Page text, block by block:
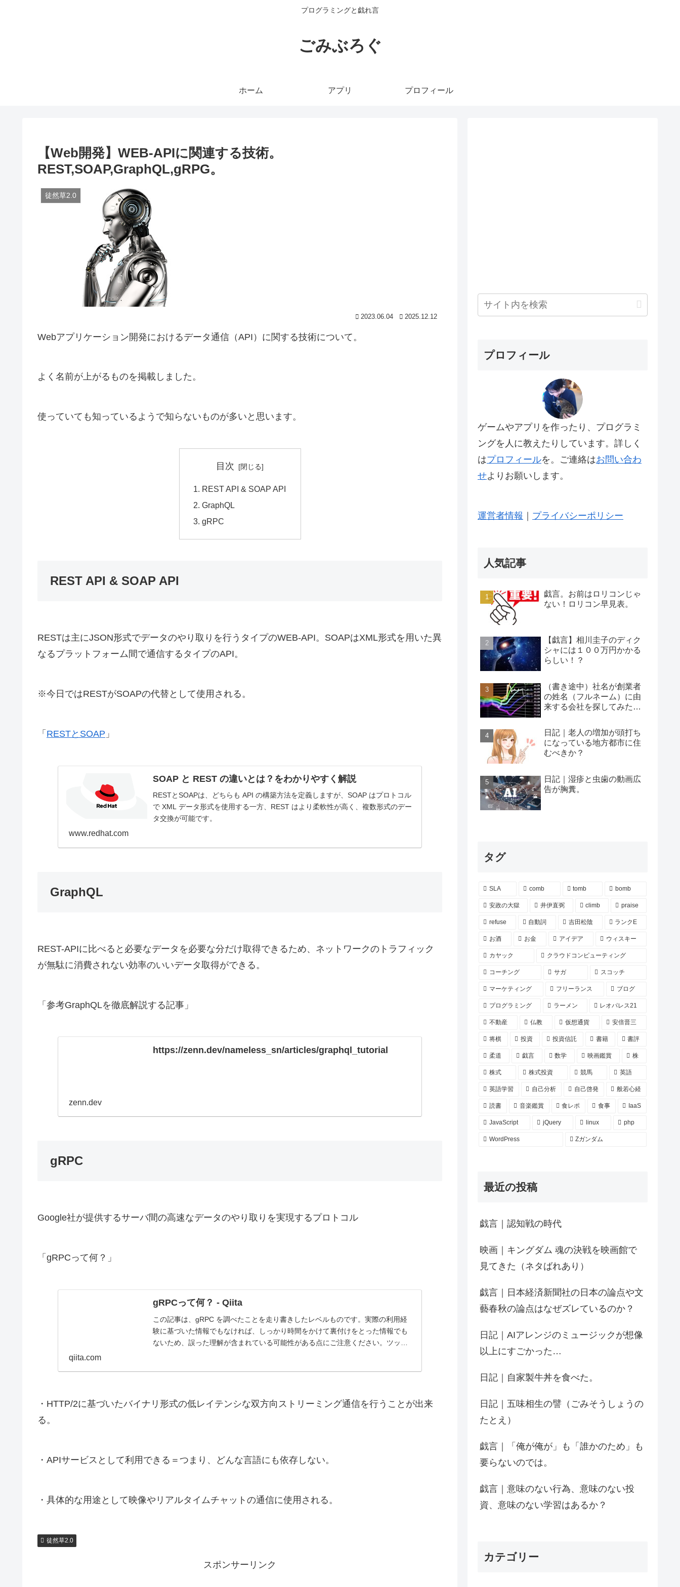
プログラミングと戯れ言
ごみぶろぐ
ホーム アプリ プロフィール
【Web開発】WEB-APIに関連する技術。
REST,SOAP,GraphQL,gRPG。
徒然草2.0
2023.06.04 2025.12.12
Webアプリケーション開発におけるデータ通信（API）に関する技術について。
よく名前が上がるものを掲載しました。
使っていても知っているようで知らないものが多いと思います。
目次
REST API & SOAP API
GraphQL
gRPC
REST API & SOAP API
RESTは主にJSON形式でデータのやり取りを行うタイプのWEB-API。SOAPはXML形式を用いた異
なるプラットフォーム間で通信するタイプのAPI。
※今日ではRESTがSOAPの代替として使用される。
「 RESTとSOAP 」
SOAP と REST の違いとは？をわかりやすく解説
RESTとSOAPは、どちらも API の構築方法を定義しますが、SOAP はプロトコル
で XML データ形式を使用する一方、REST はより柔軟性が高く、複数形式のデー
タ交換が可能です。
www.redhat.com
GraphQL
REST-APIに比べると必要なデータを必要な分だけ取得できるため、ネットワークのトラフィック
が無駄に消費されない効率のいいデータ取得ができる。
「参考GraphQLを徹底解説する記事」
https://zenn.dev/nameless_sn/articles/graphql_tutorial
zenn.dev
gRPC
Google社が提供するサーバ間の高速なデータのやり取りを実現するプロトコル
「gRPCって何？」
gRPCって何？ - Qiita
この記事は、gRPC を調べたことを走り書きしたレベルものです。実際の利用経
験に基づいた情報でもなければ、しっかり時間をかけて裏付けをとった情報でも
ないため、誤った理解が含まれている可能性がある点にご注意ください。ツッコ
qiita.com
・HTTP/2に基づいたバイナリ形式の低レイテンシな双方向ストリーミング通信を行うことが出来
る。
・APIサービスとして利用できる＝つまり、どんな言語にも依存しない。
・具体的な用途として映像やリアルタイムチャットの通信に使用される。
徒然草2.0
スポンサーリンク
プロフィール
ゲームやアプリを作ったり、プログラミ
ングを人に教えたりしています。詳しく
はプロフィールを。ご連絡はお問い合わ
せよりお願いします。
運営者情報 プライバシーポリシー
人気記事
戯言。お前はロリコンじゃ
ない！ロリコン早見表。
【戯言】相川圭子のディク
シャには１００万円かかる
らしい！？
（書き途中）社名が創業者
の姓名（フルネーム）に由
来する会社を探してみた…
日記｜老人の増加が頭打ち
になっている地方都市に住
むべきか？
日記｜湿疹と虫歯の動画広
告が胸糞。
タグ
SLA comb tomb bomb
安政の大獄 井伊直弼 climb praise
refuse 自動詞 吉田松陰 ランクE
お酒 お金 アイデア ウィスキー
カヤック クラウドコンピューティング
コーチング サガ スコッチ
マーケティング フリーランス ブログ
プログラミング ラーメン レオパレス21
不動産 仏教 仮想通貨 安倍晋三
将棋 投資 投資信託 書籍 書評
柔道 戯言 数学 映画鑑賞 株
株式 株式投資 競馬 英語
英語学習 自己分析 自己啓発 般若心経
読書 音楽鑑賞 食レポ 食事 IaaS
JavaScript jQuery linux php
WordPress Zガンダム
最近の投稿
戯言｜認知戦の時代
映画｜キングダム 魂の決戦を映画館で
見てきた（ネタばれあり）
戯言｜日本経済新聞社の日本の論点や文
藝春秋の論点はなぜズレているのか？
日記｜AIアレンジのミュージックが想像
以上にすごかった…
日記｜自家製牛丼を食べた。
日記｜五味相生の譬（ごみそうしょうの
たとえ）
戯言｜「俺が俺が」も「誰かのため」も
要らないのでは。
戯言｜意味のない行為、意味のない投
資、意味のない学習はあるか？
カテゴリー